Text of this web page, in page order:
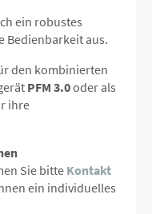
ein robustes
Bedienbarkeit aus.
den kombinierten
PFM 3.0oder als
ihre
Sie bitte Kontakt
ein individuelles